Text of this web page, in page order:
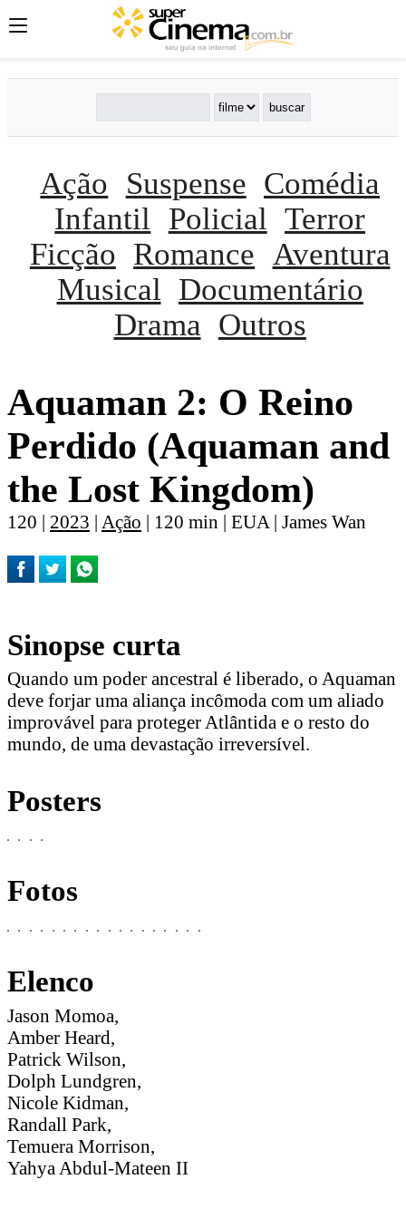
Ação Suspense Comédia
Infantil
Policial Terror
Ficção Romance Aventura
Musical
Documentário
Drama Outros
Aquaman 2: O Reino
Perdido (Aquaman and
the Lost Kingdom)
120 | 2023 | Ação | 120 min | EUA | James Wan
Sinopse curta
Quando um poder ancestral é liberado, o Aquaman
deve forjar uma aliança incômoda com um aliado
improvável para proteger Atlântida e o resto do
mundo, de uma devastação irreversível.
Posters
Fotos
Elenco
Jason Momoa,
Amber Heard,
Patrick Wilson,
Dolph Lundgren,
Nicole Kidman,
Randall Park,
Temuera Morrison,
Yahya Abdul-Mateen II